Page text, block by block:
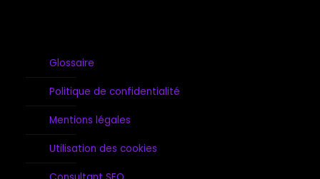
Glossaire
Politique de confidentialité
Mentions légales
Utilisation des cookies